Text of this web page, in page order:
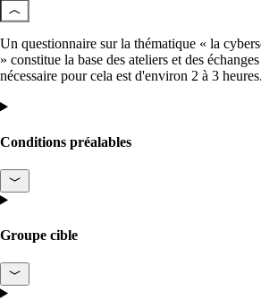
routeurs, basé sur Linux.
Un questionnaire sur la thématique « la
» constitue la base des ateliers et des
nécessaire pour cela est d'environ 2 à 3 heures.
Conditions préalables
Groupe cible